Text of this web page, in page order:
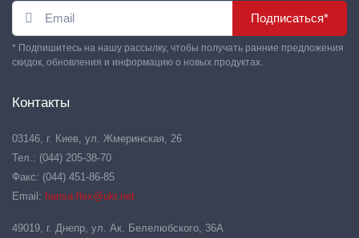
Подписаться*
* Подпишитесь на нашу рассылку, чтобы получать ранние предложения
скидок, обновления и информацию о новых продуктах.
Контакты
03146, г. Киев, ул. Жмеринская, 26
Тел.: (044) 205-38-70
Факс: (044) 451-86-85
Email: hansa-flex@ukr.net
49019, г. Днепр, ул. Ак. Белелюбского, 36А